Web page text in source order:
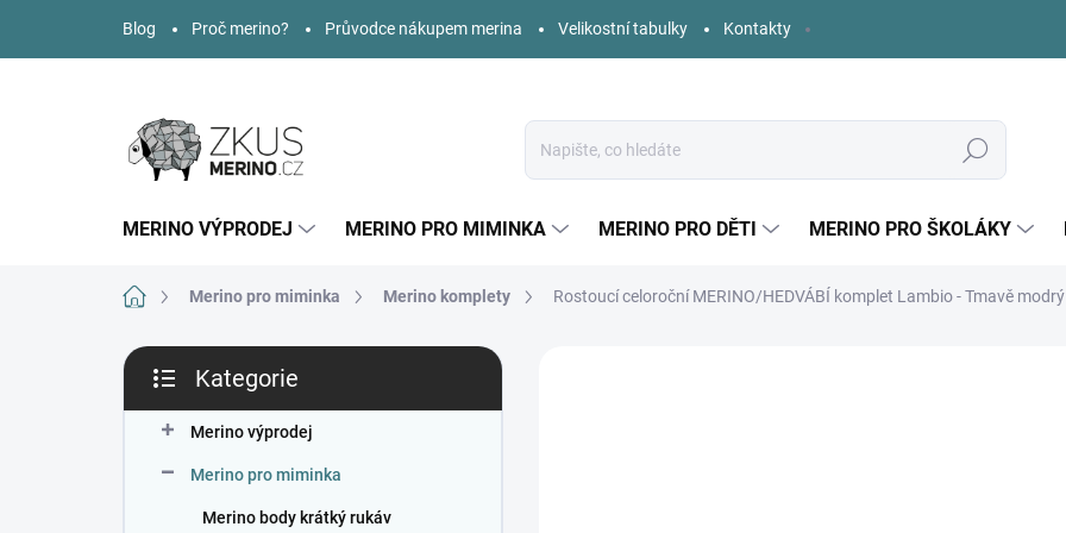
obsah
Blog Proč merino? Průvodce nákupem merina Velikostní tabulky Kontakty
Hledat
MERINO VÝPRODEJ MERINO PRO MIMINKA MERINO PRO DĚTI MERINO PRO ŠKOLÁKY
Domů Merino pro miminka Merino komplety Rostoucí celoroční MERINO/HEDVÁBÍ komplet Lambio - Tmavě modrý
P
s
kategorie
Kategorie
Merino výprodej
Merino pro miminka
Merino body krátký rukáv